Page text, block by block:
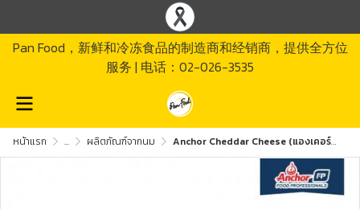
Pan Food，新鲜和冷冻食品的制造商和经销商，提供全方位
服务 | 电话：02-026-3535
หน้าแรก ... ผลิตภัณฑ์จากนม Anchor Cheddar Cheese (แองเคอร์ เชดด้าชีส)